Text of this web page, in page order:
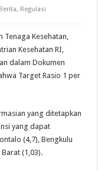
Berita, Regulasi
Kesehatan,
Kesehatan RI,
dalam Dokumen
Target Rasio 1 per
yang ditetapkan
yang dapat
(4,7), Bengkulu
(1,03).